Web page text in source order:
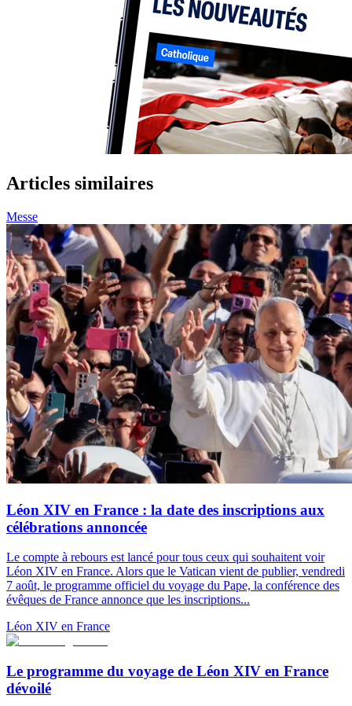
Articles similaires
Messe
Léon XIV en France : la date des inscriptions aux
célébrations annoncée
Le compte à rebours est lancé pour tous ceux qui souhaitent voir
Léon XIV en France. Alors que le Vatican vient de publier, vendredi
7 août, le programme officiel du voyage du Pape, la conférence des
évêques de France annonce que les inscriptions...
Léon XIV en France
Le programme du voyage de Léon XIV en France
dévoilé